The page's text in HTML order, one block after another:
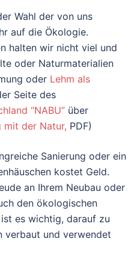
Wahl der von uns
auf die Ökologie.
halten wir nicht viel und
oder Naturmaterialien
oder Lehm als
Seite des
“NABU” über
mit der Natur, PDF)
Sanierung oder ein
kostet Geld.
an Ihrem Neubau oder
den ökologischen
es wichtig, darauf zu
verbaut und verwendet